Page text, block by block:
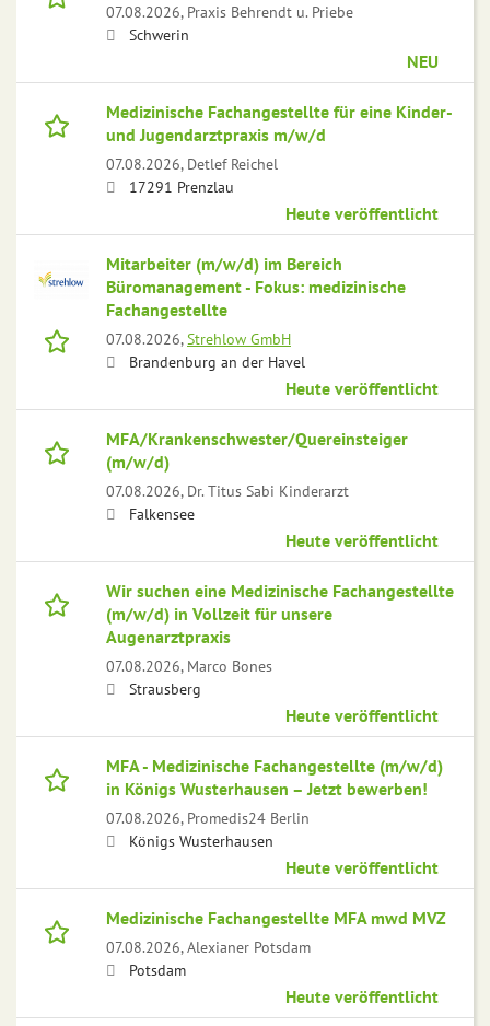
07.08.2026, Praxis Behrendt u. Priebe
Schwerin
NEU
Medizinische Fachangestellte für eine Kinder-
und Jugendarztpraxis m/w/d
07.08.2026, Detlef Reichel
17291 Prenzlau
Heute veröffentlicht
Mitarbeiter (m/w/d) im Bereich
Büromanagement - Fokus: medizinische
Fachangestellte
07.08.2026,Strehlow GmbH
Brandenburg an der Havel
Heute veröffentlicht
MFA/Krankenschwester/Quereinsteiger
(m/w/d)
07.08.2026, Dr. Titus Sabi Kinderarzt
Falkensee
Heute veröffentlicht
Wir suchen eine Medizinische Fachangestellte
(m/w/d) in Vollzeit für unsere
Augenarztpraxis
07.08.2026, Marco Bones
Strausberg
Heute veröffentlicht
MFA - Medizinische Fachangestellte (m/w/d)
in Königs Wusterhausen – Jetzt bewerben!
07.08.2026, Promedis24 Berlin
Königs Wusterhausen
Heute veröffentlicht
Medizinische Fachangestellte MFA mwd MVZ
07.08.2026,Alexianer Potsdam
Potsdam
Heute veröffentlicht